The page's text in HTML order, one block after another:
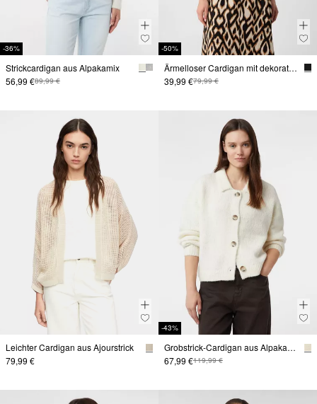
-36%
Strickcardigan aus Alpakamix
56,99 €89,99 €
-50%
Ärmelloser Cardigan mit dekorativen Metallknöpfen
39,99 €79,99 €
Leichter Cardigan aus Ajourstrick
79,99 €
-43%
Grobstrick-Cardigan aus Alpaka-Wollmix
67,99 €119,99 €